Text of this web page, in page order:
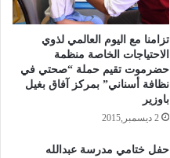
تزامنا مع اليوم العالمي لذوي
الاحتياجات الخاصة منظمة
حضرموت تقيم حملة “صحتي في
نظافة أسناني” بمركز آفاق بغيل
باوزير
2 ديسمبر,2015
حفل ختامي مدرسة عبدالله